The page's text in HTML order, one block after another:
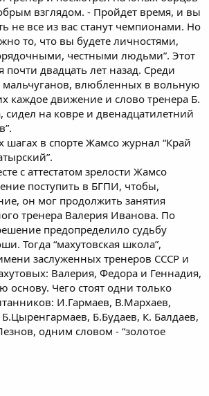
взглядом. - Пройдет время, и вы
не все из вас станут чемпионами. Но
то, что вы будете личностями,
честными людьми”. Этот
почти двадцать лет назад. Среди
мальчуганов, влюбленных в вольную
каждое движение и слово тренера Б.
на ковре и двенадцатилетний
шагах в спорте Жамсо журнал “Край
с аттестатом зрелости Жамсо
поступить в БГПИ, чтобы,
он мог продолжить занятия
тренера Валерия Иванова. По
предопределило судьбу
Тогда “махутовская школа”,
заслуженных тренеров СССР и
Валерия, Федора и Геннадия,
основу. Чего стоят одни только
И.Гармаев, В.Мархаев,
Б.Будаев, К. Балдаев,
одним словом - “золотое